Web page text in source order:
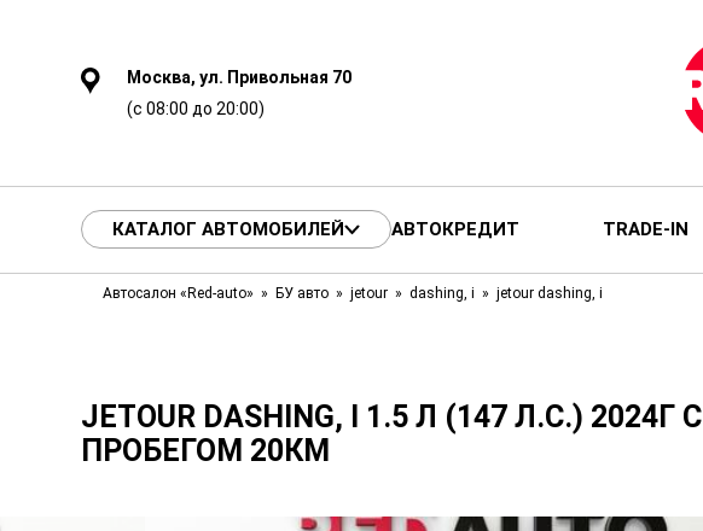
Москва, ул. Привольная 70
(с 08:00 до 20:00)
КАТАЛОГ АВТОМОБИЛЕЙ АВТОКРЕДИТ TRADE-IN
Автосалон «Red-auto» БУ авто jetour dashing, i jetour dashing, i
JETOUR DASHING, I 1.5 Л (147 Л.С.) 2024Г С
ПРОБЕГОМ 20КМ